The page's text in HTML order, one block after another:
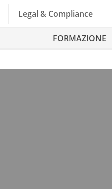
Legal & Compliance
FORMAZIONE